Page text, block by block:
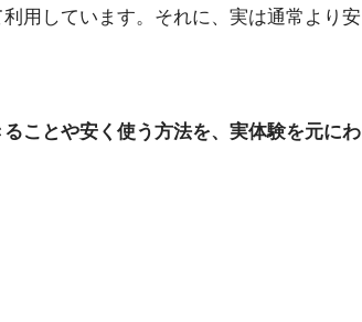
用しています。それに、実は通常より安
ことや安く使う方法を、実体験を元にわ